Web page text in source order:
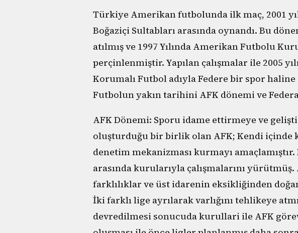
Türkiye Amerikan futbolunda ilk maç, 2001
Boğaziçi Sultabları arasında oynandı. Bu
atılmış ve 1997 Yılında Amerikan Futbolu
perçinlenmiştir. Yapılan çalışmalar ile 2005
Korumalı Futbol adıyla Federe bir spor
Futbolun yakın tarihini AFK dönemi ve
AFK Dönemi: Sporu idame ettirmeye ve
oluşturduğu bir birlik olan AFK; Kendi
denetim mekanizması kurmayı
arasında kurularıyla çalışmalarını
farklılıklar ve üst idarenin eksikliğinden
İki farklı lige ayrılarak varlığını tehlikeye
devredilmesi sonucuda kurullari ile AFK